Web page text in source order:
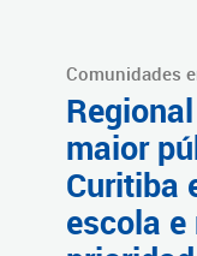
Comunidades
maior
Curitiba
escola